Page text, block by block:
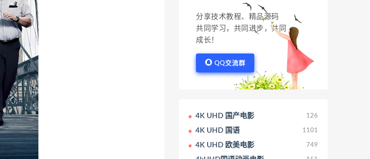
分享技术教程、精品源码
共同学习，共同进步，共同
成长！
QQ交流群
4K UHD 国产电影 126
4K UHD 国语 1101
4K UHD 欧美电影 749